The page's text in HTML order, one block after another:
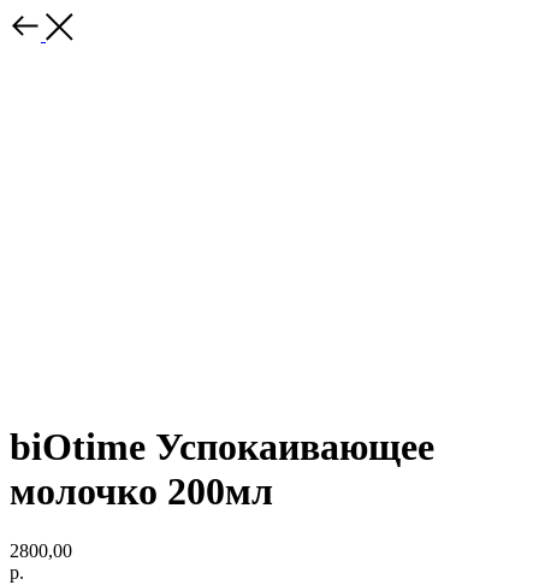
biOtime Успокаивающее
молочко 200мл
2800,00
р.